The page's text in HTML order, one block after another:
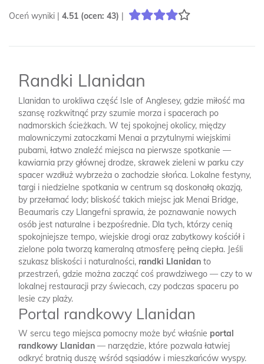
Oceń wyniki | 4.51 (ocen: 43) |
Randki Llanidan
Llanidan to urokliwa część Isle of Anglesey, gdzie miłość ma
szansę rozkwitnąć przy szumie morza i spacerach po
nadmorskich ścieżkach. W tej spokojnej okolicy, między
malowniczymi zatoczkami Menai a przytulnymi wiejskimi
pubami, łatwo znaleźć miejsca na pierwsze spotkanie —
kawiarnia przy głównej drodze, skrawek zieleni w parku czy
spacer wzdłuż wybrzeża o zachodzie słońca. Lokalne festyny,
targi i niedzielne spotkania w centrum są doskonałą okazją,
by przełamać lody; bliskość takich miejsc jak Menai Bridge,
Beaumaris czy Llangefni sprawia, że poznawanie nowych
osób jest naturalne i bezpośrednie. Dla tych, którzy cenią
spokojniejsze tempo, wiejskie drogi oraz zabytkowy kościół i
zielone pola tworzą kameralną atmosferę pełną ciepła. Jeśli
szukasz bliskości i naturalności, randki Llanidan to
przestrzeń, gdzie można zacząć coś prawdziwego — czy to w
lokalnej restauracji przy świecach, czy podczas spaceru po
lesie czy plaży.
Portal randkowy Llanidan
W sercu tego miejsca pomocny może być właśnie portal
randkowy Llanidan — narzędzie, które pozwala łatwiej
odkryć bratnią duszę wśród sąsiadów i mieszkańców wyspy.